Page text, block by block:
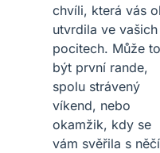
chvíli, která vás
utvrdila ve vašich
pocitech. Může to
být první rande,
spolu strávený
víkend, nebo
okamžik, kdy se
vám svěřila s